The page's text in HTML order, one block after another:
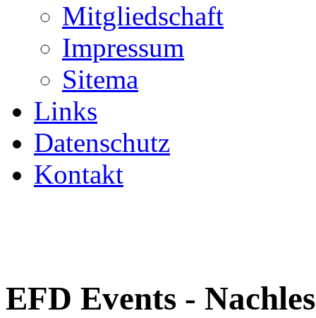
Mitgliedschaft
Impressum
Sitema
Links
Datenschutz
Kontakt
EFD Events -